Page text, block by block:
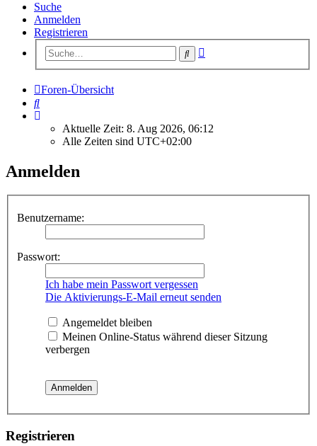
Suche
Anmelden
Registrieren
Suche
Foren-Übersicht
Suche
Aktuelle Zeit: 8. Aug 2026, 06:12
Alle Zeiten sind UTC+02:00
Anmelden
Benutzername:
Passwort:
Ich habe mein Passwort vergessen
Die Aktivierungs-E-Mail erneut senden
Angemeldet bleiben
Meinen Online-Status während dieser Sitzung
verbergen
Registrieren